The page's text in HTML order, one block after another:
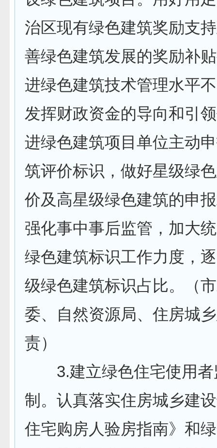
治区现有绿色建筑奖励支
善绿色建筑发展的奖励补
进绿色建筑技术管理水平
发挥财政资金的导向和引
进绿色建筑项目单位主动
筑评价标识，做好星级绿
价及高星级绿色建筑的申
强化事中事后监管，加大
绿色建筑标识工作力度，
级绿色建筑标识占比。（
委、自然资源局、住房城
责）
3.建立绿色住宅使用者
制。认真落实住房城乡建
住宅购房人验房指南》和